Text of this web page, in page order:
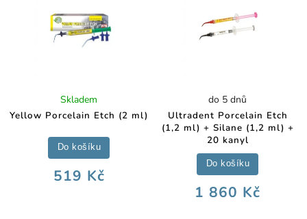
Yellow Porcelain Etch (2 ml)
Skladem
519 Kč
Do košíku
Ultradent Porcelain Etch
(1,2 ml) + Silane (1,2 ml) +
20 kanyl
do 5 dnů
1 860 Kč
Do košíku